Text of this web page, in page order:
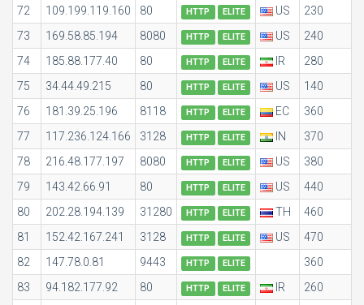
72
109.199.119.160 80 HTTP ELITE US
230
73
169.58.85.194 8080 HTTP ELITE US
240
74
185.88.177.40 80 HTTP ELITE IR
280
75
34.44.49.215 80 HTTP ELITE US
140
76
181.39.25.196 8118 HTTP ELITE EC
360
77
117.236.124.166 3128 HTTP ELITE IN
370
78
216.48.177.197 8080 HTTP ELITE US
380
79
143.42.66.91 80 HTTP ELITE US
440
80
202.28.194.139 31280 HTTP ELITE TH
460
81
152.42.167.241 3128 HTTP ELITE US
470
82
147.78.0.81 9443 HTTP ELITE
360
83
94.182.177.92 80 HTTP ELITE IR
260